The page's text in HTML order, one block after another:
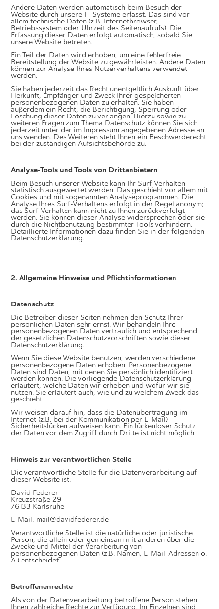
Andere Daten werden automatisch beim Besuch der
Website durch unsere IT-Systeme erfasst. Das sind vor
allem technische Daten (z.B. Internetbrowser,
Betriebssystem oder Uhrzeit des Seitenaufrufs). Die
Erfassung dieser Daten erfolgt automatisch, sobald Sie
unsere Website betreten.
Ein Teil der Daten wird erhoben, um eine fehlerfreie
Bereitstellung der Website zu gewährleisten. Andere Daten
können zur Analyse Ihres Nutzerverhaltens verwendet
werden.
Sie haben jederzeit das Recht unentgeltlich Auskunft über
Herkunft, Empfänger und Zweck Ihrer gespeicherten
personenbezogenen Daten zu erhalten. Sie haben
außerdem ein Recht, die Berichtigung, Sperrung oder
Löschung dieser Daten zu verlangen. Hierzu sowie zu
weiteren Fragen zum Thema Datenschutz können Sie sich
jederzeit unter der im Impressum angegebenen Adresse an
uns wenden. Des Weiteren steht Ihnen ein Beschwerderecht
bei der zuständigen Aufsichtsbehörde zu.
Analyse-Tools und Tools von Drittanbietern
Beim Besuch unserer Website kann Ihr Surf-Verhalten
statistisch ausgewertet werden. Das geschieht vor allem mit
Cookies und mit sogenannten Analyseprogrammen. Die
Analyse Ihres Surf-Verhaltens erfolgt in der Regel anonym;
das Surf-Verhalten kann nicht zu Ihnen zurückverfolgt
werden. Sie können dieser Analyse widersprechen oder sie
durch die Nichtbenutzung bestimmter Tools verhindern.
Detaillierte Informationen dazu finden Sie in der folgenden
Datenschutzerklärung.
2. Allgemeine Hinweise und Pflichtinformationen
Datenschutz
Die Betreiber dieser Seiten nehmen den Schutz Ihrer
persönlichen Daten sehr ernst. Wir behandeln Ihre
personenbezogenen Daten vertraulich und entsprechend
der gesetzlichen Datenschutzvorschriften sowie dieser
Datenschutzerklärung.
Wenn Sie diese Website benutzen, werden verschiedene
personenbezogene Daten erhoben. Personenbezogene
Daten sind Daten, mit denen Sie persönlich identifiziert
werden können. Die vorliegende Datenschutzerklärung
erläutert, welche Daten wir erheben und wofür wir sie
nutzen. Sie erläutert auch, wie und zu welchem Zweck das
geschieht.
Wir weisen darauf hin, dass die Datenübertragung im
Internet (z.B. bei der Kommunikation per E-Mail)
Sicherheitslücken aufweisen kann. Ein lückenloser Schutz
der Daten vor dem Zugriff durch Dritte ist nicht möglich.
Hinweis zur verantwortlichen Stelle
Die verantwortliche Stelle für die Datenverarbeitung auf
dieser Website ist:
David Federer
Kreuzstraße 29
76133 Karlsruhe
E-Mail: mail@davidfederer.de
Verantwortliche Stelle ist die natürliche oder juristische
Person, die allein oder gemeinsam mit anderen über die
Zwecke und Mittel der Verarbeitung von
personenbezogenen Daten (z.B. Namen, E-Mail-Adressen o.
Ä.) entscheidet.
Betroffenenrechte
Als von der Datenverarbeitung betroffene Person stehen
Ihnen zahlreiche Rechte zur Verfügung. Im Einzelnen sind